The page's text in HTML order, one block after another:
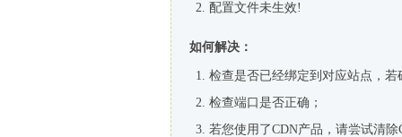
配置文件未生效!
如何解决：
检查是否已经绑定到对应站点，
检查端口是否正确；
若您使用了CDN产品，请尝试清除